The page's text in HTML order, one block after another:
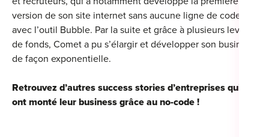
version de son site internet sans aucune ligne de code
avec l’outil Bubble. Par la suite et grâce à plusieurs levées
de fonds, Comet a pu s’élargir et développer son business
de façon exponentielle.
Retrouvez d’autres success stories d’entreprises qui
ont monté leur business grâce au no-code !